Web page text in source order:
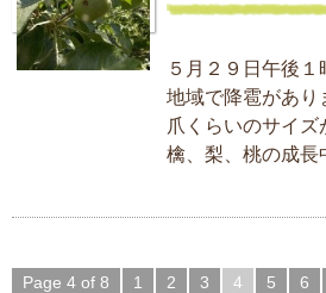
５月２９日午後
地域で降雹があり
爪くらいのサイ
檎、梨、桃の成
Page 4 of 8 1 2 3 4 5 6